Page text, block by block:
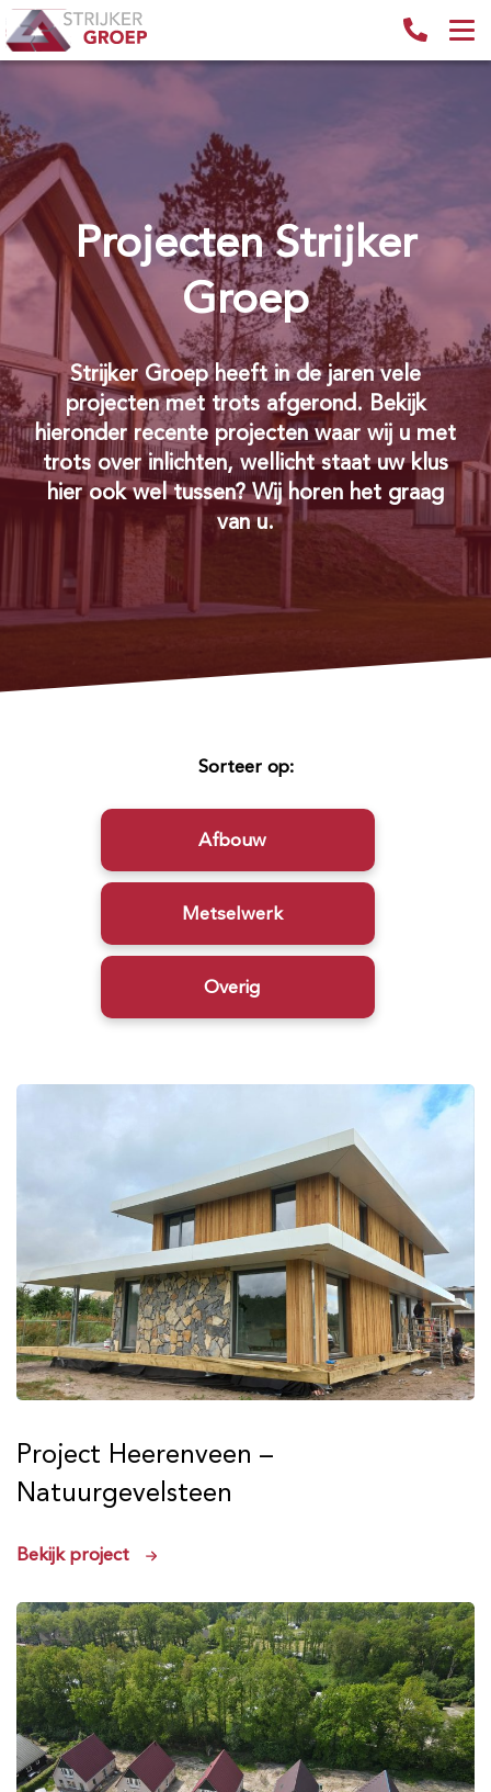
Projecten Strijker
Groep
Strijker Groep heeft in de jaren vele
projecten met trots afgerond. Bekijk
hieronder recente projecten waar wij u met
trots over inlichten, wellicht staat uw klus
hier ook wel tussen? Wij horen het graag
van u.
Sorteer op:
Afbouw
Metselwerk
Overig
Project Heerenveen –
Natuurgevelsteen
Bekijk project